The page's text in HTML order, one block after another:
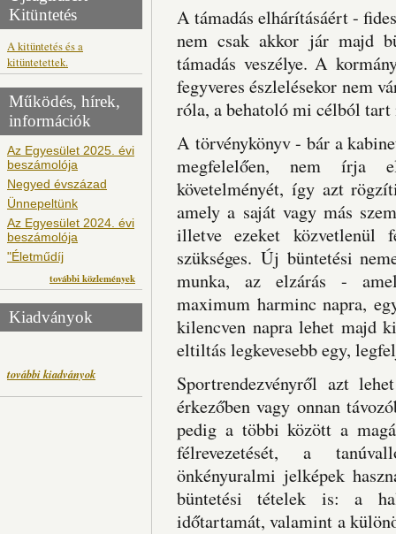
Kitüntetés
A kitüntetés és a
kitüntetettek.
Működés, hírek,
információk
Az Egyesület 2025. évi
beszámolója
Negyed évszázad
Ünnepeltünk
Az Egyesület 2024. évi
beszámolója
"Életműdíj
további közlemények
Kiadványok
további kiadványok
A támadás elhárításáért -
nem csak akkor jár majd
támadás veszélye. A
fegyveres észlelésekor nem
róla, a behatoló mi célból tart
A törvénykönyv - bár a
megfelelően, nem írja
követelményét, így azt
amely a saját vagy más
illetve ezeket közvetlenül
szükséges. Új büntetési
munka, az elzárás -
maximum harminc napra,
kilencven napra lehet majd
eltiltás legkevesebb egy,
Sportrendezvényről azt
érkezőben vagy onnan
pedig a többi között a
félrevezetését, a
önkényuralmi jelképek
büntetési tételek is: a
időtartamát, valamint a